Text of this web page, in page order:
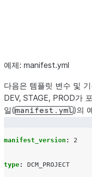
<value>
예제: manifest.yml
다음은 템플릿 변수 및
DEV, STAGE, PROD가
일(manifest.yml)의
manifest_version : 2
type: DCM_PROJECT